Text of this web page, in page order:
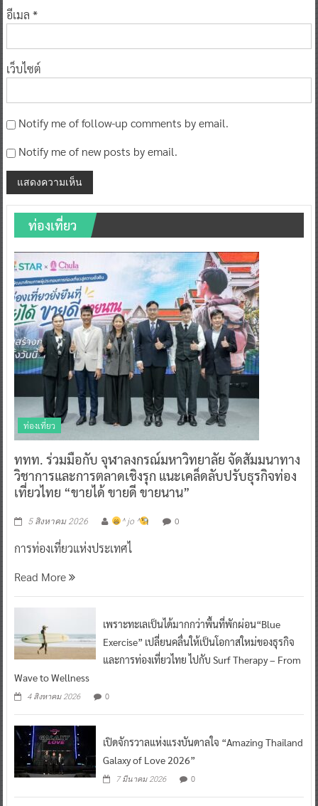
อีเมล *
เว็บไซต์
Notify me of follow-up comments by email.
Notify me of new posts by email.
ท่องเที่ยว
ท่องเที่ยว
ททท. ร่วมมือกับ จุฬาลงกรณ์มหาวิทยาลัย จัดสัมมนาทาง
วิชาการและการตลาดเชิงรุก แนะเคล็ดลับปรับธุรกิจท่อง
เที่ยวไทย “ขายได้ ขายดี ขายนาน”
5 สิงหาคม 2026 ^ jo ^ 0
การท่องเที่ยวแห่งประเทศไ
Read More
เพราะทะเลเป็นได้มากกว่าพื้นที่พักผ่อน“Blue
Exercise” เปลี่ยนคลื่นให้เป็นโอกาสใหม่ของธุรกิจ
และการท่องเที่ยวไทย ไปกับ Surf Therapy – From
Wave to Wellness
4 สิงหาคม 2026 0
เปิดจักรวาลแห่งแรงบันดาลใจ “Amazing Thailand
Galaxy of Love 2026”
7 มีนาคม 2026 0